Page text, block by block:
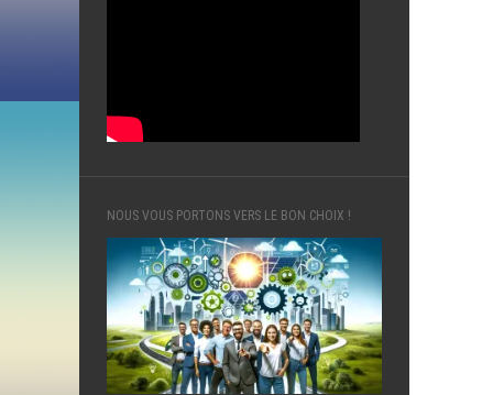
NOUS VOUS PORTONS VERS LE BON CHOIX !